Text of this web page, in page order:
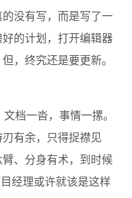
没有写，而是写了一
的计划，打开编辑器
，终究还是要更新。
档一沓，事情一摞。
有余，只得捉襟见
、分身有术，到时候
经理或许就该是这样